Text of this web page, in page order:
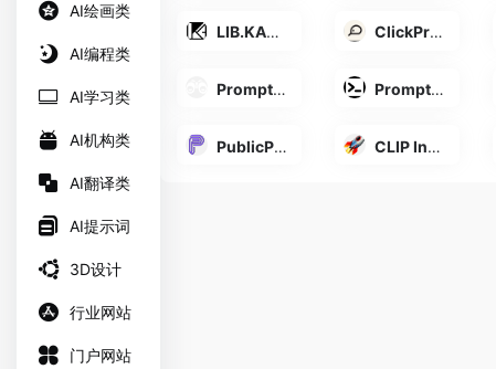
AI绘画类
AI编程类
AI学习类
AI机构类
AI翻译类
AI提示词
3D设计
行业网站
门户网站
LIB.KALOS.ART ClickPrompt
Prompt Hunt Promptalot
PublicPrompts CLIP Interrogator